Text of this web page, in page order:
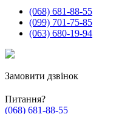
(068) 681-88-55
(099) 701-75-85
(063) 680-19-94
Замовити дзвінок
Питання?
(068) 681-88-55